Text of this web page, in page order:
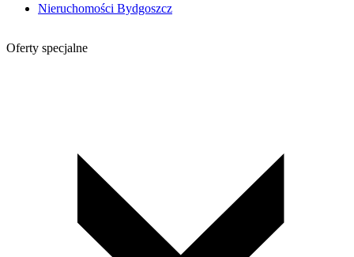
Nieruchomości Bydgoszcz
Oferty specjalne